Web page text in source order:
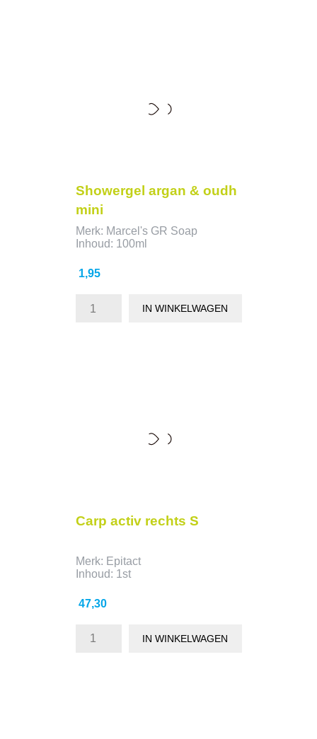
Showergel argan & oudh
mini
Merk: Marcel's GR Soap
Inhoud: 100ml
Prijs
1,95
IN WINKELWAGEN
Carp activ rechts S
Merk: Epitact
Inhoud: 1st
Prijs
47,30
IN WINKELWAGEN